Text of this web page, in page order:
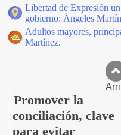
Libertad de Expresión
gobierno: Ángeles
Adultos mayores,
Martínez.
Promover la
conciliación, clave
para evitar